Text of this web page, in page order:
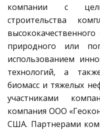
компании с
строительства
природного или
использованием
технологий, а
биомасс и тяжелых
участниками
компания ООО
США. Партнерами